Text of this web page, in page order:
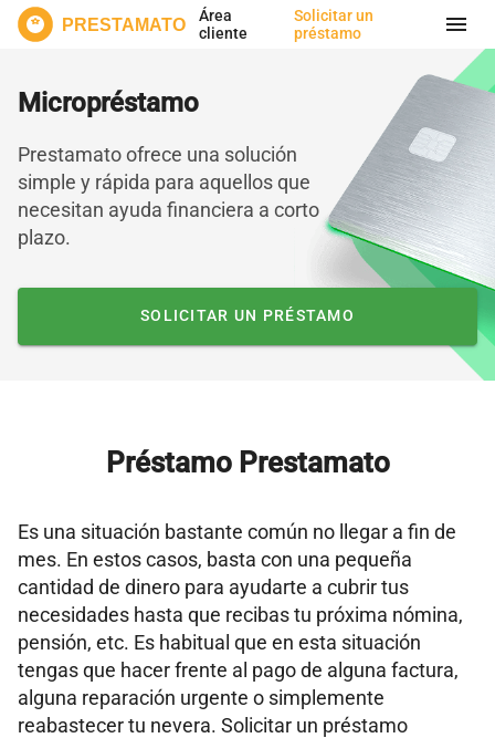
PRESTAMATO
Área
cliente
Solicitar un
préstamo
menu
Micropréstamo
Prestamato ofrece una solución
simple y rápida para aquellos que
necesitan ayuda financiera a corto
plazo.
SOLICITAR UN PRÉSTAMO
Préstamo Prestamato
Es una situación bastante común no llegar a fin de
mes. En estos casos, basta con una pequeña
cantidad de dinero para ayudarte a cubrir tus
necesidades hasta que recibas tu próxima nómina,
pensión, etc. Es habitual que en esta situación
tengas que hacer frente al pago de alguna factura,
alguna reparación urgente o simplemente
reabastecer tu nevera. Solicitar un préstamo